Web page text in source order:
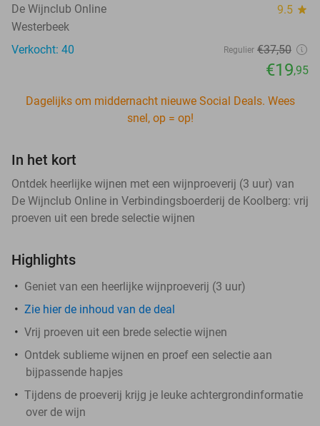
De Wijnclub Online 9.5 star
Westerbeek
Verkocht: 40
Regulier €37,50
€19,95
Dagelijks om middernacht nieuwe Social Deals. Wees
snel, op = op!
In het kort
Ontdek heerlijke wijnen met een wijnproeverij (3 uur) van
De Wijnclub Online in Verbindingsboerderij de Koolberg: vrij
proeven uit een brede selectie wijnen
Highlights
Geniet van een heerlijke wijnproeverij (3 uur)
Zie hier de inhoud van de deal
Vrij proeven uit een brede selectie wijnen
Ontdek sublieme wijnen en proef een selectie aan
bijpassende hapjes
Tijdens de proeverij krijg je leuke achtergrondinformatie
over de wijn